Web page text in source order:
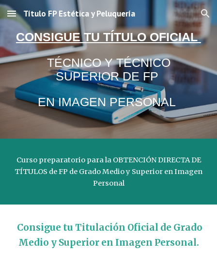
Skip to main content Skip to navigation
Título FP Estética y Peluquería
CONSIGUE TU TÍTULO OFICIAL
TÉCNICO Y TÉCNICO
SUPERIOR DE FP
EN IMAGEN PERSONAL
Curso preparatorio para la OBTENCIÓN DIRECTA DE
TÍTULOS de FP de Grado Medio y Superior en Imagen
Personal
Consigue tu Titulación Oficial de Grado
Medio y Superior en Imagen Personal.